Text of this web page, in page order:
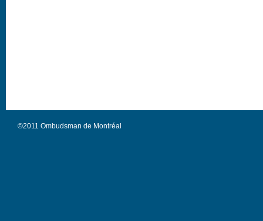
©2011 Ombudsman de Montréal